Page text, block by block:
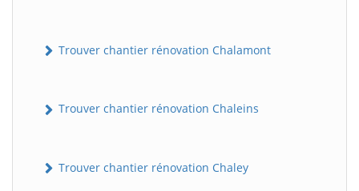
Trouver chantier rénovation Chalamont
Trouver chantier rénovation Chaleins
Trouver chantier rénovation Chaley